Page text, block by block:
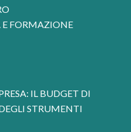
E FORMAZIONE
IL BUDGET DI
STRUMENTI